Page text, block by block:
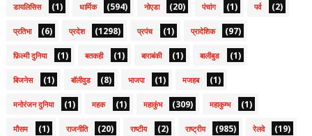
डायलिसिस (1) धार्मिक (594) नोएडा (20) पंचांग (1) पर्व (2)
प्रतिभा (6) प्रदेश (1298) प्रपंच (1) प्रादेशिक (97)
फ़िल्मी दुनिया (1) बतकही (1) बाराबंकी (1) बालीबुड (1)
बिजनेस (1) बॉलीवुड (8) भाजपा (1) मजहब (1)
मनोरंजन दुनिया (1) महक (1) महाकुंभ (309) महाकुम्भ (1)
मौसम (1) राजनीति (20) राष्टीय (2) राष्ट्रीय (985) रेलवे (19)